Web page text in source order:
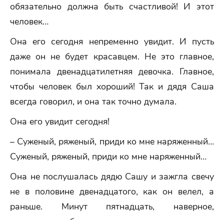
обязательно должна быть счастливой! И этот
человек…
Она его сегодня непременно увидит. И пусть
даже он не будет красавцем. Не это главное,
понимала двенадцатилетняя девочка. Главное,
чтобы человек был хороший! Так и дядя Саша
всегда говорил, и она так точно думала.
Она его увидит сегодня!
– Суженый, ряженый, приди ко мне наряженный…
Суженый, ряженый, приди ко мне наряженный…
Она не послушалась дядю Сашу и зажгла свечу
не в половине двенадцатого, как он велел, а
раньше. Минут пятнадцать, наверное,